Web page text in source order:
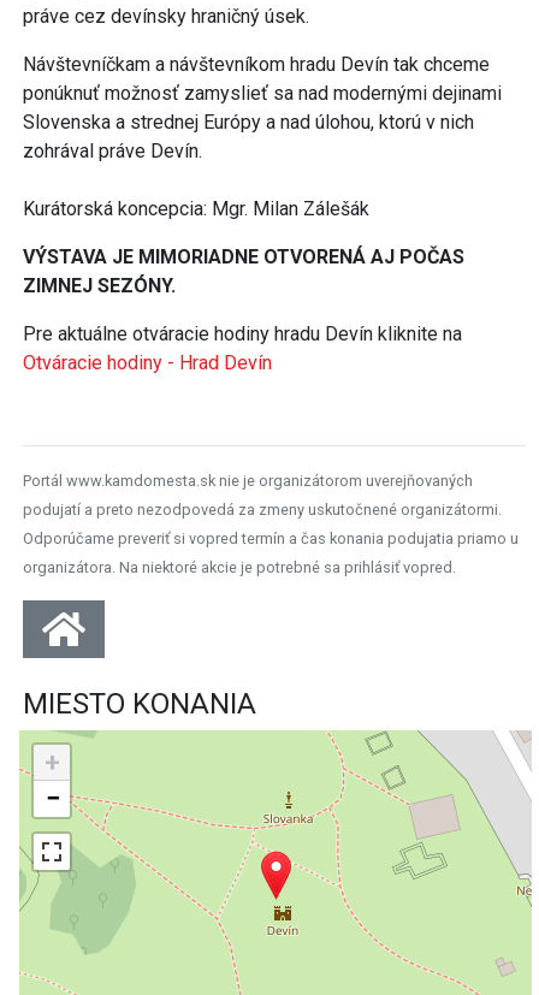
práve cez devínsky hraničný úsek.
Návštevníčkam a návštevníkom hradu Devín tak chceme
ponúknuť možnosť zamyslieť sa nad modernými dejinami
Slovenska a strednej Európy a nad úlohou, ktorú v nich
zohrával práve Devín.
Kurátorská koncepcia: Mgr. Milan Zálešák
VÝSTAVA JE MIMORIADNE OTVORENÁ AJ POČAS
ZIMNEJ SEZÓNY.
Pre aktuálne otváracie hodiny hradu Devín kliknite na
Otváracie hodiny - Hrad Devín
Portál www.kamdomesta.sk nie je organizátorom uverejňovaných
podujatí a preto nezodpovedá za zmeny uskutočnené organizátormi.
Odporúčame preveriť si vopred termín a čas konania podujatia priamo u
organizátora. Na niektoré akcie je potrebné sa prihlásiť vopred.
MIESTO KONANIA
+
−